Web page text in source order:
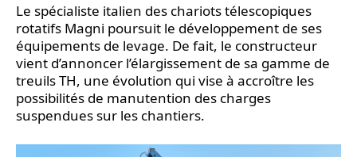
Le spécialiste italien des chariots télescopiques
rotatifs Magni poursuit le développement de ses
équipements de levage. De fait, le constructeur
vient d’annoncer l’élargissement de sa gamme de
treuils TH, une évolution qui vise à accroître les
possibilités de manutention des charges
suspendues sur les chantiers.